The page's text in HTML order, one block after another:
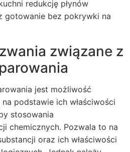
redukcję płynów
gotowanie bez pokrywki na
związane z
jest możliwość
podstawie ich właściwości
stosowania
chemicznych. Pozwala to na
oraz ich właściwości